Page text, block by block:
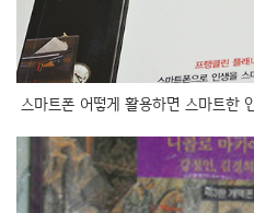
스마트폰 어떻게 활용하면 스마트한